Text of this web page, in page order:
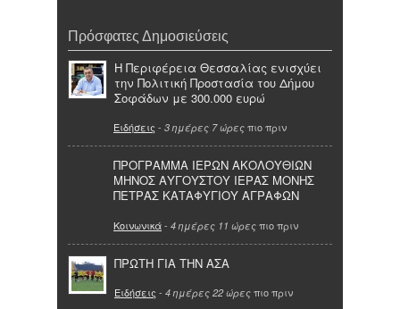
Πρόσφατες Δημοσιεύσεις
Η Περιφέρεια Θεσσαλίας ενισχύει
την Πολιτική Προστασία του Δήμου
Σοφάδων με 300.000 ευρώ
Ειδήσεις - 3 ημέρες 7 ώρες πιο πριν
ΠΡΟΓΡΑΜΜΑ ΙΕΡΩΝ ΑΚΟΛΟΥΘΙΩΝ
ΜΗΝΟΣ ΑΥΓΟΥΣΤΟΥ ΙΕΡΑΣ ΜΟΝΗΣ
ΠΕΤΡΑΣ ΚΑΤΑΦΥΓΙΟΥ ΑΓΡΑΦΩΝ
Κοινωνικά- 4 ημέρες 11 ώρες πιο πριν
ΠΡΩΤΗ ΓΙΑ ΤΗΝ ΑΣΑ
Ειδήσεις - 4 ημέρες 22 ώρες πιο πριν